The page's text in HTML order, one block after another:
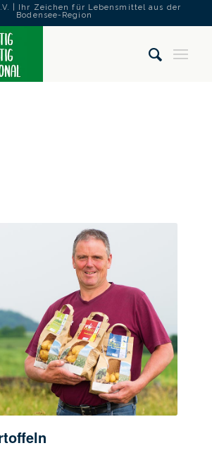
| Ihr Zeichen für Lebensmittel aus der
Bodensee-Region